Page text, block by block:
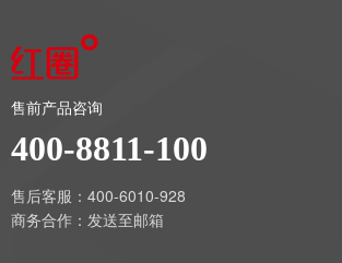
售前产品咨询
400-8811-100
售后客服：400-6010-928
商务合作： 发送至邮箱